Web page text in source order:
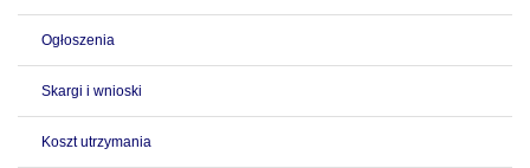
Ogłoszenia
Skargi i wnioski
Koszt utrzymania